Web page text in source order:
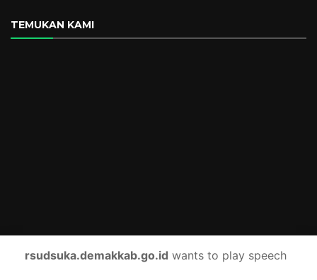
TEMUKAN KAMI
rsudsuka.demakkab.go.id wants to play speech